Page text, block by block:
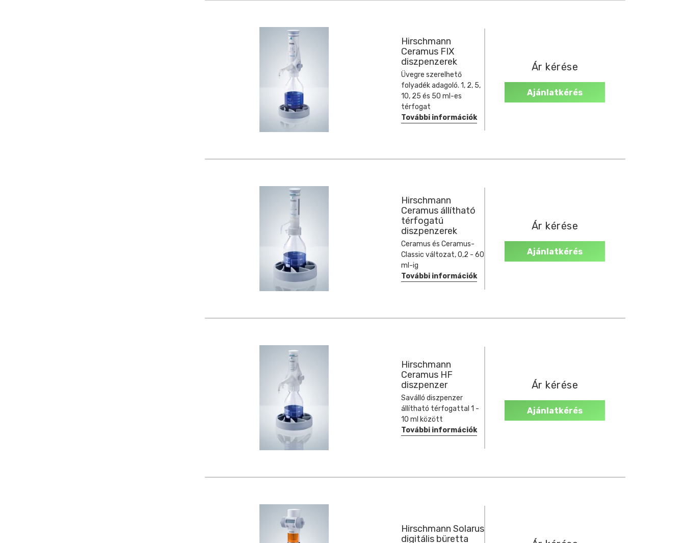
Hirschmann
Ceramus FIX
diszpenzerek
Üvegre szerelhető
folyadék adagoló. 1, 2, 5,
10, 25 és 50 ml-es
térfogat
További információk
Ár kérése
Ajánlatkérés
Hirschmann
Ceramus állítható
térfogatú
diszpenzerek
Ceramus és Ceramus-
Classic változat, 0,2 - 60
ml-ig
További információk
Ár kérése
Ajánlatkérés
Hirschmann
Ceramus HF
diszpenzer
Saválló diszpenzer
állítható térfogattal 1 -
10 ml között
További információk
Ár kérése
Ajánlatkérés
Hirschmann Solarus
digitális büretta